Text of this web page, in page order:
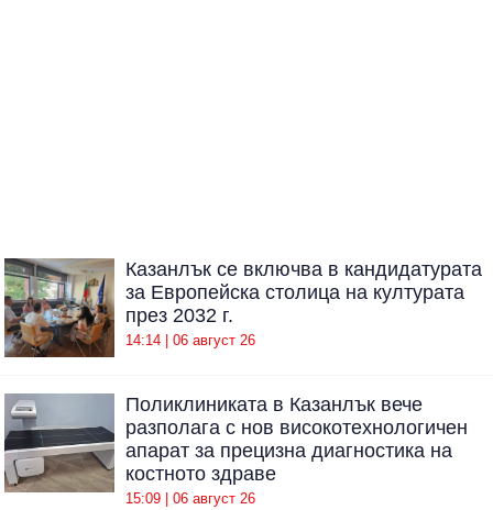
Казанлък се включва в кандидатурата
за Европейска столица на културата
през 2032 г.
14:14 | 06 август 26
Поликлиниката в Казанлък вече
разполага с нов високотехнологичен
апарат за прецизна диагностика на
костното здраве
15:09 | 06 август 26